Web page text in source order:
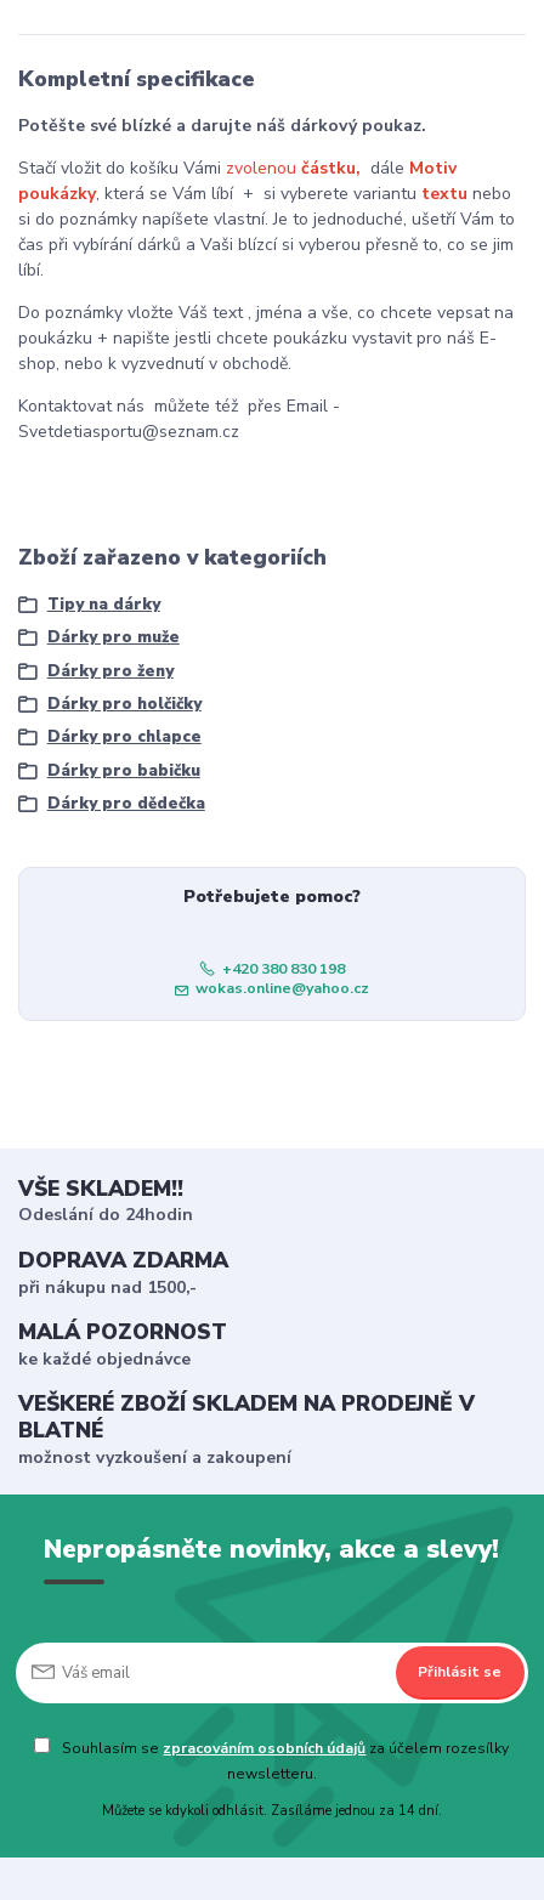
Kompletní specifikace
Potěšte své blízké a darujte náš dárkový poukaz.
Stačí vložit do košíku Vámi zvolenou částku, dále Motiv
poukázky, která se Vám líbí + si vyberete variantu textu nebo
si do poznámky napíšete vlastní. Je to jednoduché, ušetří Vám to
čas při vybírání dárků a Vaši blízcí si vyberou přesně to, co se jim
líbí.
Do poznámky vložte Váš text , jména a vše, co chcete vepsat na
poukázku + napište jestli chcete poukázku vystavit pro náš E-
shop, nebo k vyzvednutí v obchodě.
Kontaktovat nás můžete též přes Email -
Svetdetiasportu@seznam.cz
Zboží zařazeno v kategoriích
Tipy na dárky
Dárky pro muže
Dárky pro ženy
Dárky pro holčičky
Dárky pro chlapce
Dárky pro babičku
Dárky pro dědečka
Potřebujete pomoc?
+420 380 830 198
wokas.online@yahoo.cz
VŠE SKLADEM!!
Odeslání do 24hodin
DOPRAVA ZDARMA
při nákupu nad 1500,-
MALÁ POZORNOST
ke každé objednávce
VEŠKERÉ ZBOŽÍ SKLADEM NA PRODEJNĚ V
BLATNÉ
možnost vyzkoušení a zakoupení
Nepropásněte novinky, akce a slevy!
Přihlásit se
Souhlasím se zpracováním osobních údajů za účelem rozesílky
newsletteru.
Můžete se kdykoli odhlásit. Zasíláme jednou za 14 dní.